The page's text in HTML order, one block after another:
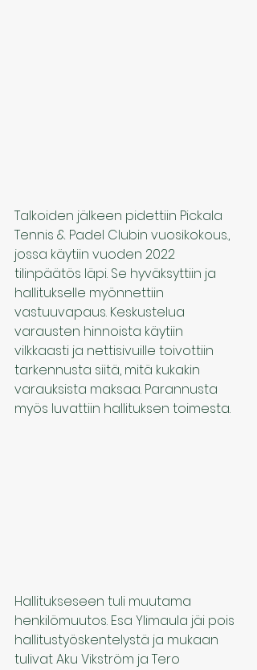
Talkoiden jälkeen pidettiin Pickala
Tennis & Padel Clubin vuosikokous.,
jossa käytiin vuoden 2022
tilinpäätös läpi. Se hyväksyttiin ja
hallitukselle myönnettiin
vastuuvapaus. Keskustelua
varausten hinnoista käytiin
vilkkaasti ja nettisivuille toivottiin
tarkennusta siitä, mitä kukakin
varauksista maksaa. Parannusta
myös luvattiin hallituksen toimesta.
Hallitukseseen tuli muutama
henkilömuutos. Esa Ylimaula jäi pois
hallitustyöskentelystä ja mukaan
tulivat Aku Vikström ja Tero